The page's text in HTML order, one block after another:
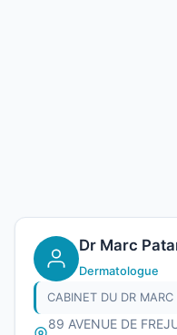
Dr Marc
Dermatologue
89 AVENUE DE